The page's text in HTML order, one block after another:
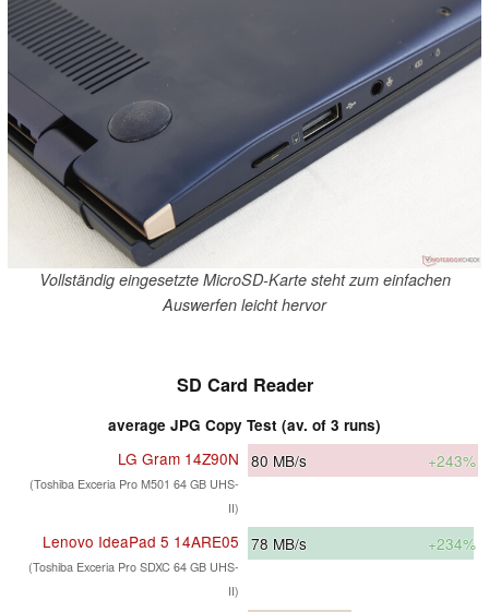
Vollständig eingesetzte MicroSD-Karte steht zum einfachen
Auswerfen leicht hervor
SD Card Reader
average JPG Copy Test (av. of 3 runs)
LG Gram 14Z90N
(Toshiba Exceria Pro M501 64 GB UHS-
II)
80 MB/s +243%
Lenovo IdeaPad 5 14ARE05
(Toshiba Exceria Pro SDXC 64 GB UHS-
II)
78 MB/s +234%